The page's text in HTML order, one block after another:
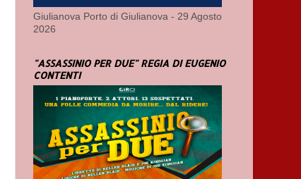
Giulianova Porto di Giulianova - 29 Agosto
2026
"ASSASSINIO PER DUE" REGIA DI EUGENIO
CONTENTI